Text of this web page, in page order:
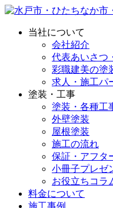
当社について
会社紹介
代表あいさつ
彩職建美の塗
求人・施工パ
塗装・工事
塗装・各種工
外壁塗装
屋根塗装
施工の流れ
保証・アフタ
小冊子プレゼ
お役立ちコラ
料金について
施工事例